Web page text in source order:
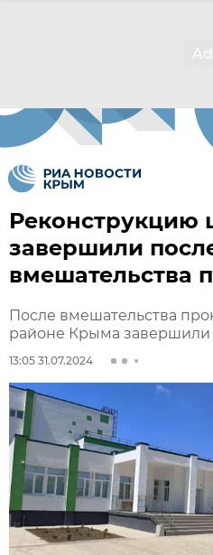
завершили
вмешательства
После вмешательства
районе Крыма
13:05 31.07.2024